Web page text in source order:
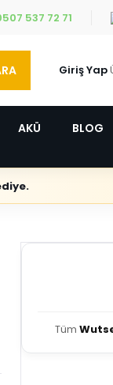
537 72 71
Giriş Yap
AKÜ
BLOG
Tüm